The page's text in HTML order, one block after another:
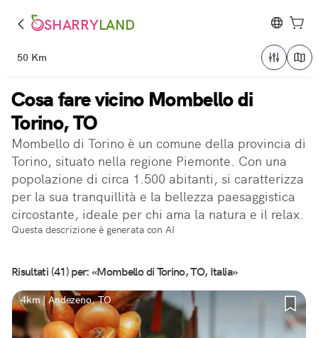
SHARRYLAND
50 Km
Cosa fare vicino Mombello di
Torino, TO
Mombello di Torino è un comune della provincia di
Torino, situato nella regione Piemonte. Con una
popolazione di circa 1.500 abitanti, si caratterizza
per la sua tranquillità e la bellezza paesaggistica
circostante, ideale per chi ama la natura e il relax.
Questa descrizione è generata con AI
Risultati (41) per: «Mombello di Torino, TO, Italia»
4km | Andezeno, TO